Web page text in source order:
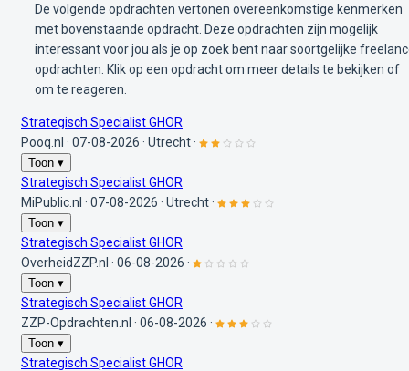
De volgende opdrachten vertonen overeenkomstige kenmerken
met bovenstaande opdracht. Deze opdrachten zijn mogelijk
interessant voor jou als je op zoek bent naar soortgelijke
opdrachten. Klik op een opdracht om meer details te bekijken of
om te reageren.
Strategisch Specialist GHOR
Pooq.nl · 07-08-2026 · Utrecht ·
Toon ▾
Strategisch Specialist GHOR
MiPublic.nl · 07-08-2026 · Utrecht ·
Toon ▾
Strategisch Specialist GHOR
OverheidZZP.nl · 06-08-2026 ·
Toon ▾
Strategisch Specialist GHOR
ZZP-Opdrachten.nl · 06-08-2026 ·
Toon ▾
Strategisch Specialist GHOR